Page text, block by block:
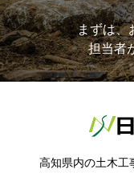
まずは、
担当者
高知県内の土木工